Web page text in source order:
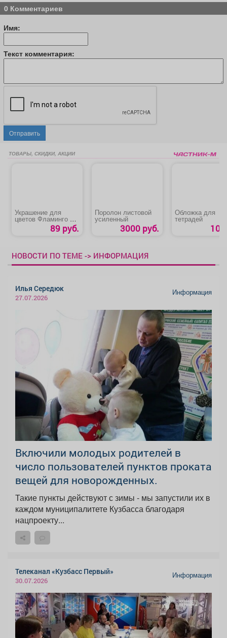
0 Комментариев
Имя:
Текст комментария:
Отправить
ТОВАРЫ, СКИДКИ, АКЦИИ
Украшение для
цветов Фламинго с
крыльями 89 руб.
Поролон листовой
усиленный
3000 руб.
Обложка для
тетрадей
10
НОВОСТИ ПО ТЕМЕ -> ИНФОРМАЦИЯ
Илья Середюк
27.07.2026
Информация
Включили молодых родителей в
число пользователей пунктов проката
вещей для новорожденных.
Такие пункты действуют с зимы - мы запустили их в
каждом муниципалитете Кузбасса благодаря
нацпроекту...
Телеканал «Кузбасс Первый»
30.07.2026
Информация